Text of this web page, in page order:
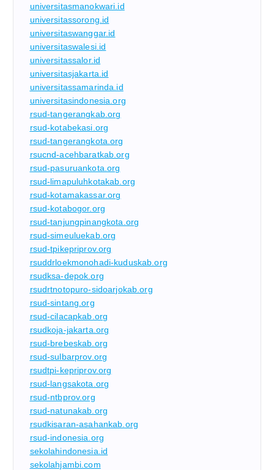
universitasmanokwari.id
universitassorong.id
universitaswanggar.id
universitaswalesi.id
universitassalor.id
universitasjakarta.id
universitassamarinda.id
universitasindonesia.org
rsud-tangerangkab.org
rsud-kotabekasi.org
rsud-tangerangkota.org
rsucnd-acehbaratkab.org
rsud-pasuruankota.org
rsud-limapuluhkotakab.org
rsud-kotamakassar.org
rsud-kotabogor.org
rsud-tanjungpinangkota.org
rsud-simeuluekab.org
rsud-tpikepriprov.org
rsuddrloekmonohadi-kuduskab.org
rsudksa-depok.org
rsudrtnotopuro-sidoarjokab.org
rsud-sintang.org
rsud-cilacapkab.org
rsudkoja-jakarta.org
rsud-brebeskab.org
rsud-sulbarprov.org
rsudtpi-kepriprov.org
rsud-langsakota.org
rsud-ntbprov.org
rsud-natunakab.org
rsudkisaran-asahankab.org
rsud-indonesia.org
sekolahindonesia.id
sekolahjambi.com